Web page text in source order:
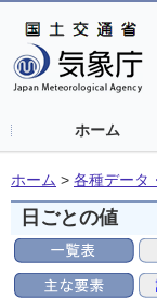
ホーム
ホーム > 各種データ
日ごとの値